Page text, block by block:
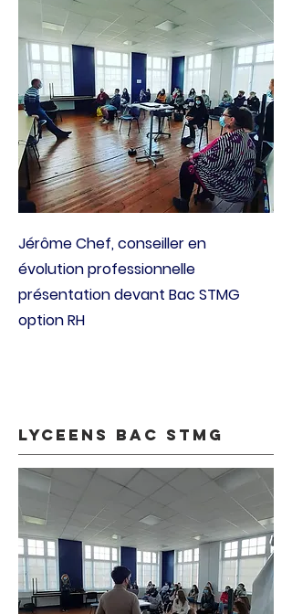
Jérôme Chef, conseiller en
évolution professionnelle
présentation devant Bac STMG
option RH
lyceens bac stmg